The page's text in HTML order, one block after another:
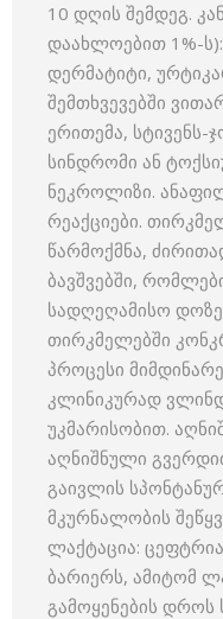
10 დღის შემდეგ.
დაახლოებით 1%-
დერმატიტი,
შემთხვევებში
ერითემა,
სინდრომი ან
ნეკროლიზი.
რეაქციები.
წარმოქმნა,
ბავშვებში,
სადღეღამისო
თირკმელებში
პროცესი
კლინიკურად
უკმარისობით.
აღნიშნული
გაივლის
მკურნალობის
ლაქტაცია:
ბარიერს, ამიტომ
გამოყენების დროს